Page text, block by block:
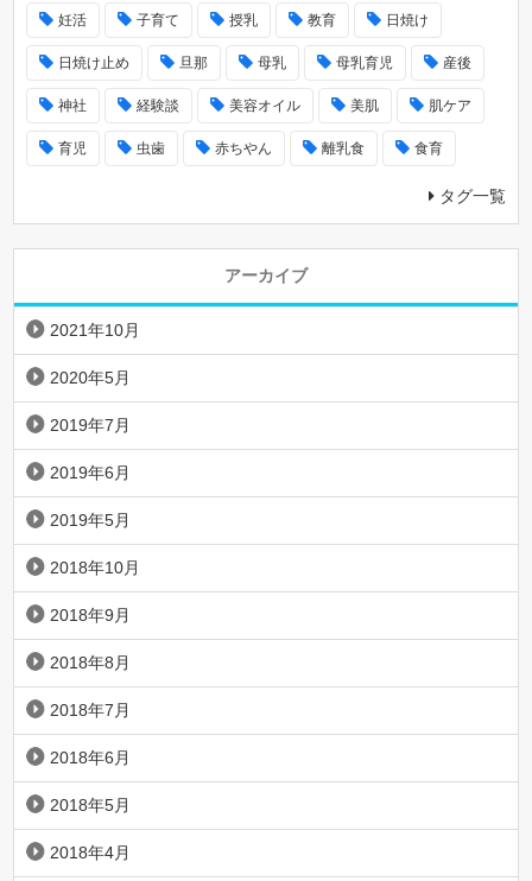
妊活 子育て 授乳 教育 日焼け
日焼け止め 旦那 母乳 母乳育児 産後
神社 経験談 美容オイル 美肌 肌ケア
育児 虫歯 赤ちやん 離乳食 食育
タグ一覧
アーカイブ
2021年10月
2020年5月
2019年7月
2019年6月
2019年5月
2018年10月
2018年9月
2018年8月
2018年7月
2018年6月
2018年5月
2018年4月